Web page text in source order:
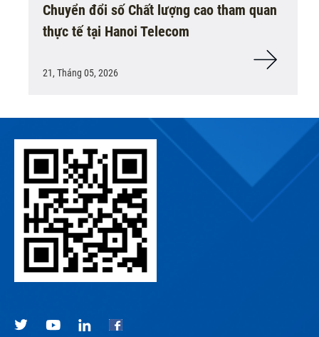
Chuyển đổi số Chất lượng cao tham quan
thực tế tại Hanoi Telecom
21, Tháng 05, 2026